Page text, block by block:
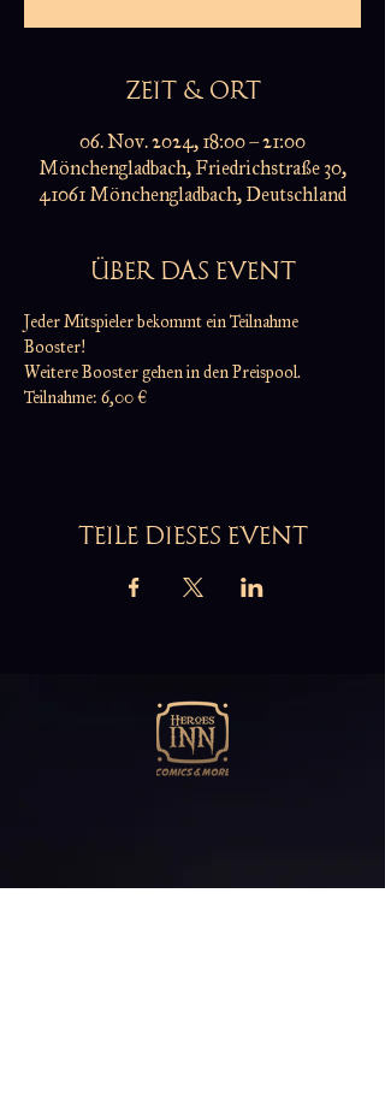
ZEIT & ORT
06. Nov. 2024, 18:00 – 21:00
Mönchengladbach, Friedrichstraße 30,
41061 Mönchengladbach, Deutschland
ÜBER DAS EVENT
Jeder Mitspieler bekommt ein Teilnahme
Booster!
Weitere Booster gehen in den Preispool.
Teilnahme: 6,00 €
TEILE DIESES EVENT